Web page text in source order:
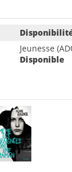
Jeunesse
Disponible